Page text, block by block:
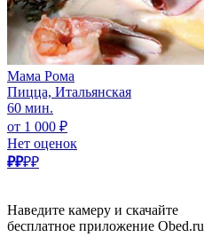
Мама Рома
Пицца, Итальянская
60 мин.
от 1 000 ₽
Нет оценок
₽₽₽₽
Наведите камеру и скачайте
бесплатное приложение Obed.ru